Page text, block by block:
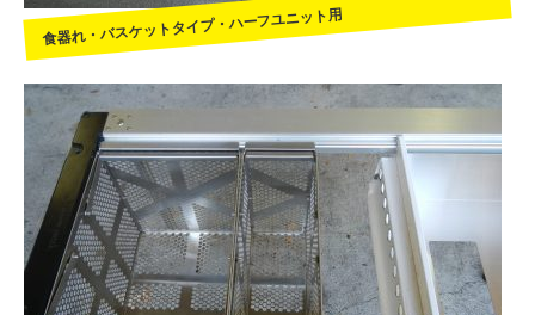
食器れ・バスケットタイプ・ハーフユニット用